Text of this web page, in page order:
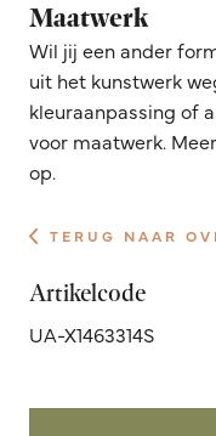
Maatwerk
Wil jij een ander
uit het kunstwerk
kleuraanpassing of
voor maatwerk.
op.
TERUG NAAR
Artikelcode
UA-X1463314S